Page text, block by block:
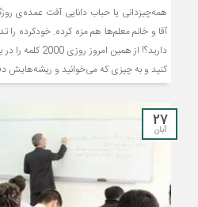
همه‌چیزدانی یا حباب دانایی آفت عمده‌ی
آقا و خانم معلم‌ها هم مزه کرده. خودکرده
دارید؟! از همین
کنید و به چیزی که می‌خوانید و ریشه‌هایش
27
آبان